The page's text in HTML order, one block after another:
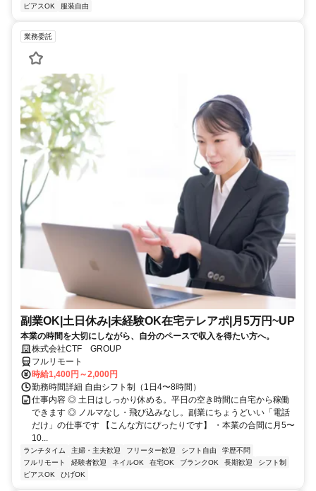
ピアスOK
服装自由
業務委託
副業OK|土日休み|未経験OK在宅テレアポ|月5万円~UP
本業の時間を大切にしながら、自分のペースで収入を得たい方へ。
株式会社CTF GROUP
フルリモート
時給1,400円～2,000円
勤務時間詳細 自由シフト制（1日4〜8時間）
仕事内容 ◎ 土日はしっかり休める。平日の空き時間に自宅から稼働
できます ◎ ノルマなし・飛び込みなし。副業にちょうどいい「電話
だけ」の仕事です 【こんな方にぴったりです】 ・本業の合間に月5〜
10...
ランチタイム 主婦・主夫歓迎 フリーター歓迎 シフト自由
学歴不問
フルリモート
経験者歓迎 ネイルOK 在宅OK ブランクOK 長期歓迎
シフト制
ピアスOK
ひげOK